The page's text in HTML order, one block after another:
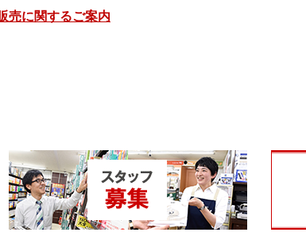
売に関するご案内